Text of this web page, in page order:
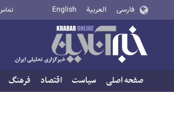
فارسی العربية English
صفحه اصلی سیاست اقتصاد فرهنگ